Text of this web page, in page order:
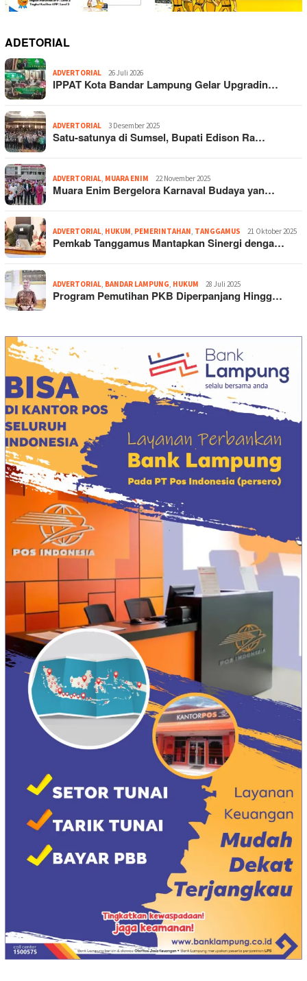
ADETORIAL
ADVERTORIAL 26 Juli 2026
IPPAT Kota Bandar Lampung Gelar Upgradin…
ADVERTORIAL 3 Desember 2025
Satu-satunya di Sumsel, Bupati Edison Ra…
ADVERTORIAL MUARA ENIM 22 November 2025
Muara Enim Bergelora Karnaval Budaya yan…
ADVERTORIAL HUKUM PEMERINTAHAN TANGGAMUS 21 Oktober 2025
Pemkab Tanggamus Mantapkan Sinergi denga…
ADVERTORIAL BANDAR LAMPUNG HUKUM 28 Juli 2025
Program Pemutihan PKB Diperpanjang Hingg…